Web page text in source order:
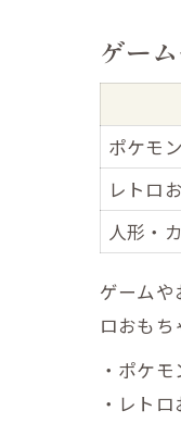
ゲー
ポケモ
レトロ
人形・
ゲームや
ロおもち
・ポケ
・レト